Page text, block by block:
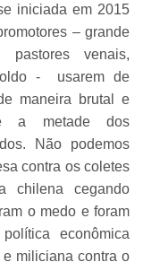
iniciada em 2015
– grande
pastores venais,
- usarem de
maneira brutal e
a metade dos
Não podemos
contra os coletes
chilena cegando
o medo e foram
econômica
miliciana contra o